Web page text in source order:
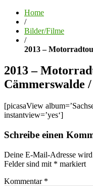
Home
/
Bilder/Filme
/
2013 –
2013 –
Cämmerswalde
[picasaView
instantview=’yes‘]
Schreibe einen
Deine E-Mail-Adresse
Felder sind mit * markiert
Kommentar *